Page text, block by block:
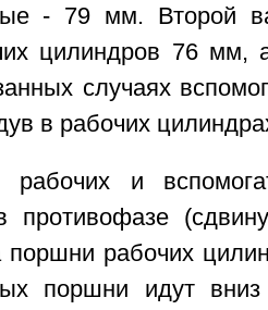
- 79 мм. Второй
цилиндров 76 мм,
случаях
в рабочих
и
противофазе
поршни рабочих
поршни идут